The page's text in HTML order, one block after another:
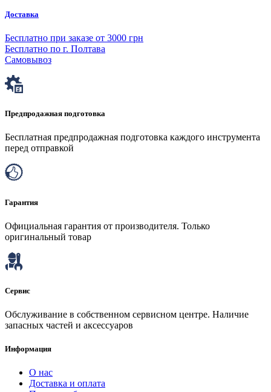
Доставка
Бесплатно при заказе от 3000 грн
Бесплатно по г. Полтава
Самовывоз
Предпродажная подготовка
Бесплатная предпродажная подготовка каждого инструмента
перед отправкой
Гарантия
Официальная гарантия от производителя. Только
оригинальный товар
Сервис
Обслуживание в собственном сервисном центре. Наличие
запасных частей и аксессуаров
Информация
О нас
Доставка и оплата